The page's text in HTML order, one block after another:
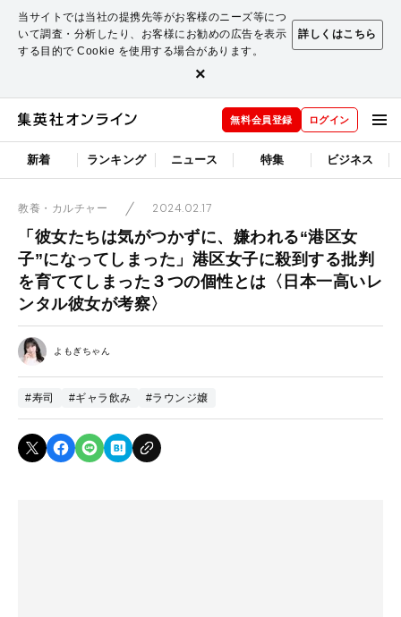
当サイトでは当社の提携先等がお客様のニーズ等につ
いて調査・分析したり、お客様にお勧めの広告を表示
する目的で Cookie を使用する場合があります。
詳しくはこちら
×
無料会員登録 ログイン
新着 ランキング ニュース 特集 ビジネス
教養・カルチャー 2024.02.17
「彼女たちは気がつかずに、嫌われる“港区女
子”になってしまった」港区女子に殺到する批判
を育ててしまった３つの個性とは〈日本一高いレ
ンタル彼女が考察〉
よもぎちゃん
#寿司 #ギャラ飲み #ラウンジ嬢